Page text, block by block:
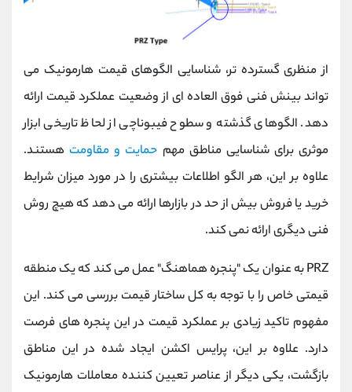
از منظری گسترده تر، شناسایی الگوهای قیمت هارمونیک می
تواند بینش فنی فوق العاده ای از وضعیت عملکرد قیمت ارائه
دهد. الگوهای گذشته و سطوح فیبوناچی از لحاظ تاریخی ابزار
موثری برای شناسایی مناطق مهم حمایت و مقاومت هستند.
علاوه بر این، هر الگو اطلاعات بیشتری را در مورد میزان شرایط
خرید یا فروش بیش از حد در بازارها ارائه می دهد که هیچ روش
فنی دیگری ارائه نمی کند.
PRZ به عنوان یک "پنجره هماهنگ" عمل می کند که یک منطقه
قیمتی خاص را با توجه به کل ساختار قیمت بررسی می کند. این
مفهوم تاکید زیادی بر عملکرد قیمت در این پنجره های فرصت
دارد. علاوه بر این، پرایس اکشن ایجاد شده در این مناطق
بازگشت، یکی دیگر از عناصر تعیین کننده معاملات هارمونیک